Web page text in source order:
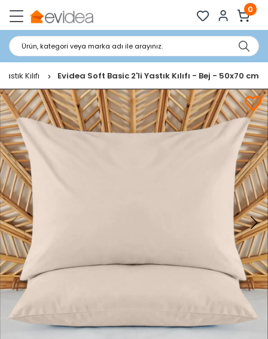
0
Ürün, kategori veya marka adı ile arayınız.
Yastık Kılıfı Evidea Soft Basic 2'li Yastık Kılıfı - Bej - 50x70 cm